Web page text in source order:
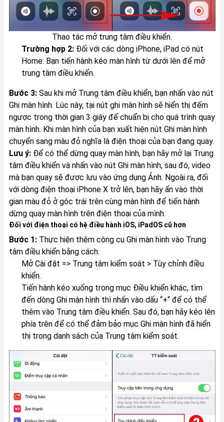
Thao tác mở trung tâm điều khiển.
Trường hợp 2:Đối với các dòng iPhone, iPad có nút
Home: Bạn tiến hành kéo màn hình từ dưới lên để mở
trung tâm điều khiển.
Bước 3:Sau khi mở Trung tâm điều khiển, bạn nhấn vào nút
Ghi màn hình. Lúc này, tại nút ghi màn hình sẽ hiển thị đếm
ngược trong thời gian 3 giây để chuẩn bị cho quá trình quay
màn hình. Khi màn hình của bạn xuất hiện nút Ghi màn hình
chuyển sang màu đỏ nghĩa là điện thoại của bạn đang quay.
Lưu ý:Để có thể dừng quay màn hình, bạn hãy mở lại Trung
tâm điều khiển và nhấn vào nút Ghi màn hình, sau đó, video
mà bạn quay sẽ được lưu vào ứng dụng Ảnh. Ngoài ra, đối
với dòng điện thoại iPhone X trở lên, bạn hãy ấn vào thời
gian màu đỏ ở góc trái trên cùng màn hình để tiến hành
dừng quay màn hình trên điện thoại của mình.
Đối với điện thoại có hệ điều hành iOS, iPadOS cũ hơn
Bước 1:Thực hiện thêm công cụ Ghi màn hình vào Trung
tâm điều khiển bằng cách:
Mở Cài đặt => Trung tâm kiểm soát > Tùy chỉnh điều
khiển.
Tiến hành kéo xuống trong mục Điều khiển khác, tìm
đến dòng Ghi màn hình thì nhấn vào dấu “+“ để có thể
thêm vào Trung tâm điều khiển. Sau đó, bạn hãy kéo lên
phía trên để có thể đảm bảo mục Ghi màn hình đã hiển
thị trong danh sách của Trung tâm kiểm soát.